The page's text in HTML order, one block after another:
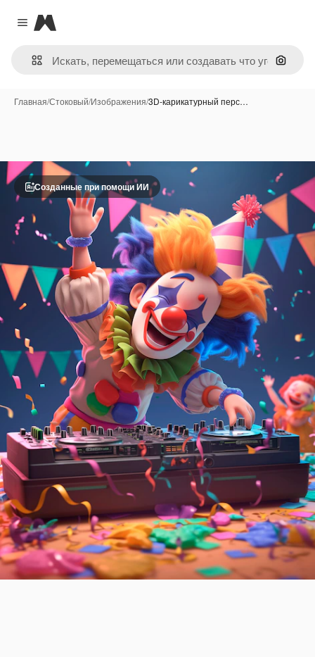
Close menu
Magnific
Поиск
Главная/Стоковый/Изображения/3D-карикатурный перс…
Созданные при помощи ИИ